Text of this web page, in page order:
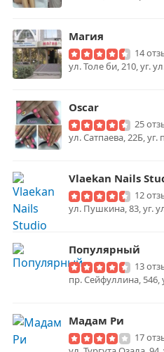
Магия
14
ул. Толе би, 210, уг.
Oscar
25
ул. Сатпаева, 22Б,
Vlaekan Nails
12
ул. Пушкина, 83, уг.
Популярный
13
пр. Сейфуллина, 546,
Мадам Ри
17